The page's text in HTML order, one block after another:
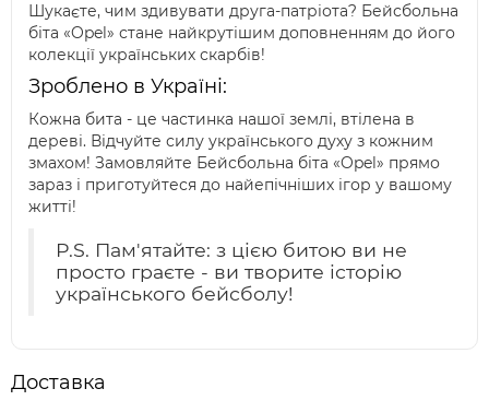
Шукаєте, чим здивувати друга-патріота? Бейсбольна
біта «Opel» стане найкрутішим доповненням до його
колекції українських скарбів!
Зроблено в Україні:
Кожна бита - це частинка нашої землі, втілена в
дереві. Відчуйте силу українського духу з кожним
змахом! Замовляйте Бейсбольна біта «Opel» прямо
зараз і приготуйтеся до найепічніших ігор у вашому
житті!
P.S. Пам'ятайте: з цією битою ви не
просто граєте - ви творите історію
українського бейсболу!
Доставка